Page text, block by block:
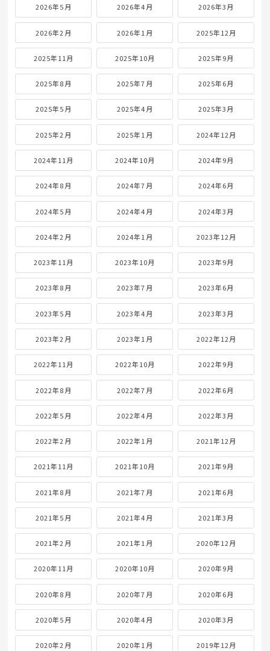
2026年5月 2026年4月 2026年3月
2026年2月 2026年1月 2025年12月
2025年11月 2025年10月 2025年9月
2025年8月 2025年7月 2025年6月
2025年5月 2025年4月 2025年3月
2025年2月 2025年1月 2024年12月
2024年11月 2024年10月 2024年9月
2024年8月 2024年7月 2024年6月
2024年5月 2024年4月 2024年3月
2024年2月 2024年1月 2023年12月
2023年11月 2023年10月 2023年9月
2023年8月 2023年7月 2023年6月
2023年5月 2023年4月 2023年3月
2023年2月 2023年1月 2022年12月
2022年11月 2022年10月 2022年9月
2022年8月 2022年7月 2022年6月
2022年5月 2022年4月 2022年3月
2022年2月 2022年1月 2021年12月
2021年11月 2021年10月 2021年9月
2021年8月 2021年7月 2021年6月
2021年5月 2021年4月 2021年3月
2021年2月 2021年1月 2020年12月
2020年11月 2020年10月 2020年9月
2020年8月 2020年7月 2020年6月
2020年5月 2020年4月 2020年3月
2020年2月 2020年1月 2019年12月